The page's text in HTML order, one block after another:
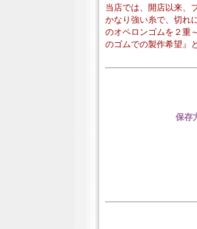
当店では、開店以来、
かなり強い糸で、切れ
のオペロンゴムを２重
のゴムでの製作希望』
保存